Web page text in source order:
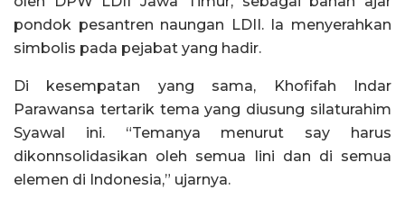
pondok pesantren naungan LDII. Ia menyerahkan
simbolis pada pejabat yang hadir.
Di kesempatan yang sama, Khofifah Indar
Parawansa tertarik tema yang diusung silaturahim
Syawal ini. “Temanya menurut say harus
dikonnsolidasikan oleh semua lini dan di semua
elemen di Indonesia,” ujarnya.